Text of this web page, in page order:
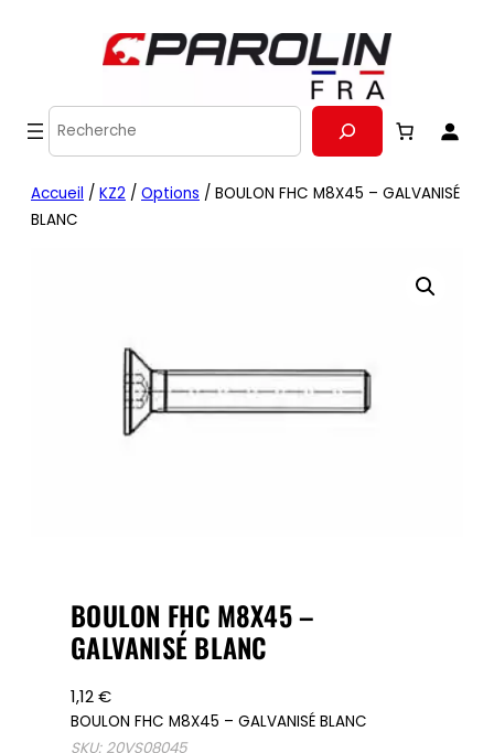
Recherche
Accueil / KZ2 / Options / BOULON FHC M8X45 – GALVANISÉ
BLANC
BOULON FHC M8X45 –
GALVANISÉ BLANC
1,12€
BOULON FHC M8X45 – GALVANISÉ BLANC
SKU: 20VS08045